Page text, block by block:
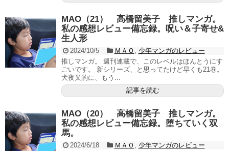
MAO（21） 高橋留美子 推しマンガ。
私の感想レビュー備忘録。呪い＆子寄せ&
生人形
2024/10/5 ＭＡＯ
少年マンガのレビュー
推しマンガ。 週刊連載で、このレベルはほんとうにす
ごいです。 新シリーズ、と思ってたけど早くも21巻。
犬夜叉的に、もう...
記事を読む
MAO（20） 高橋留美子 推しマンガ。
私の感想レビュー備忘録。堕ちていく双
馬。
2024/6/18 ＭＡＯ
少年マンガのレビュー